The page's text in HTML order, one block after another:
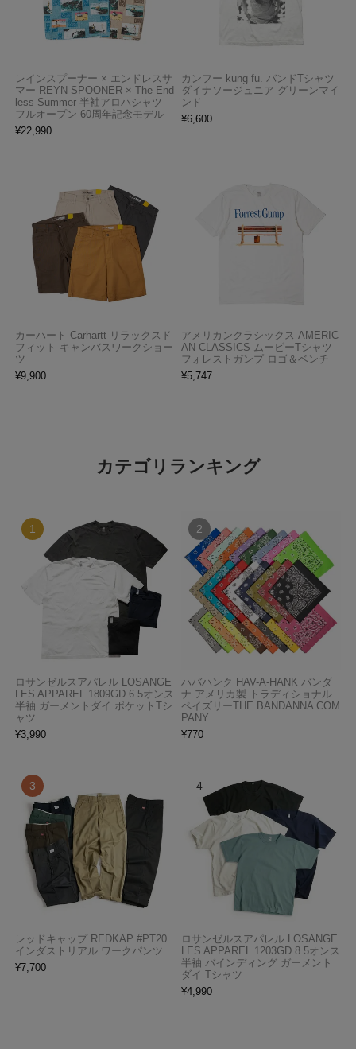
レインスプーナー × エンドレスサ
マー REYN SPOONER × The End
less Summer 半袖アロハシャツ
フルオープン 60周年記念モデル
¥22,990
カンフー kung fu. バンドTシャツ
ダイナソージュニア グリーンマイ
ンド
¥6,600
カーハート Carhartt リラックスド
フィット キャンバスワークショー
ツ
¥9,900
アメリカンクラシックス AMERIC
AN CLASSICS ムービーTシャツ
フォレストガンプ ロゴ＆ベンチ
¥5,747
カテゴリランキング
ロサンゼルスアパレル LOSANGE
LES APPAREL 1809GD 6.5オンス
半袖 ガーメントダイ ポケットTシ
ャツ
¥3,990
ハバハンク HAV-A-HANK バンダ
ナ アメリカ製 トラディショナル
ペイズリーTHE BANDANNA COM
PANY
¥770
レッドキャップ REDKAP #PT20
インダストリアル ワークパンツ
¥7,700
ロサンゼルスアパレル LOSANGE
LES APPAREL 1203GD 8.5オンス
半袖 バインディング ガーメント
ダイ Tシャツ
¥4,990